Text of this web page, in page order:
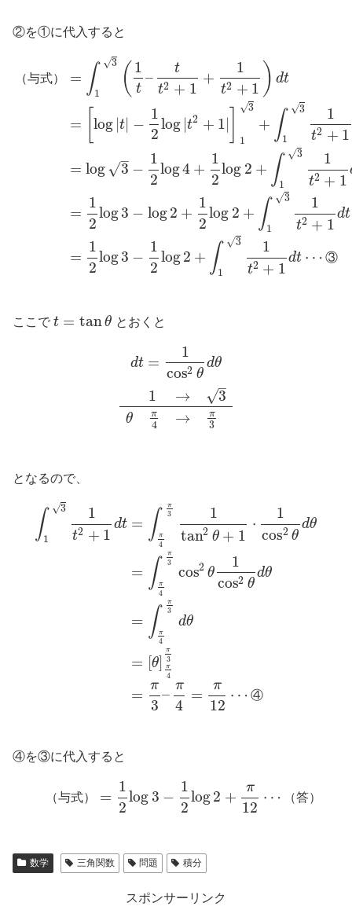
②を①に代入すると
（与式） = ∫ 3
√
1 ( 1
t
–
t
t2 + 1
+
1
t2 + 1 ) dt
= [log |t| −
1
2
log |t2 + 1|
3
√
1
+ ∫ 3
√
1
1
t2 + 1
= log 3
–
√ −
1
2
log4 +
1
2
log 2 + ∫ 3
√
1
1
t2 + 1
=
1
2
log3 − log2 +
1
2
log 2 + ∫ 3
√
1
1
t2 + 1
dt
=
1
2
log3 −
1
2
log2 + ∫ 3
√
1
1
t2 + 1
dt ⋯ ③
ここで t = tanθ とおくと
dt =
1
cos2 θ
dθ
θ
1
π
4
→
→
3
–
√
π
3
となるので、
∫ 3
√
1
1
t2 + 1
dt = ∫
π
3
π
4
1
tan2 θ + 1
⋅
1
cos2 θ
dθ
= ∫
π
3
π
4
cos2 θ
1
cos2 θ
dθ
= ∫
π
3
π
4
dθ
= [θ]
π
3
π
4
=
π
3
–
π
4
=
π
12
⋯ ④
④を③に代入すると
（与式） =
1
2
log 3 −
1
2
log2 +
π
12
⋯ （答）
数学 三角関数 問題 積分
スポンサーリンク